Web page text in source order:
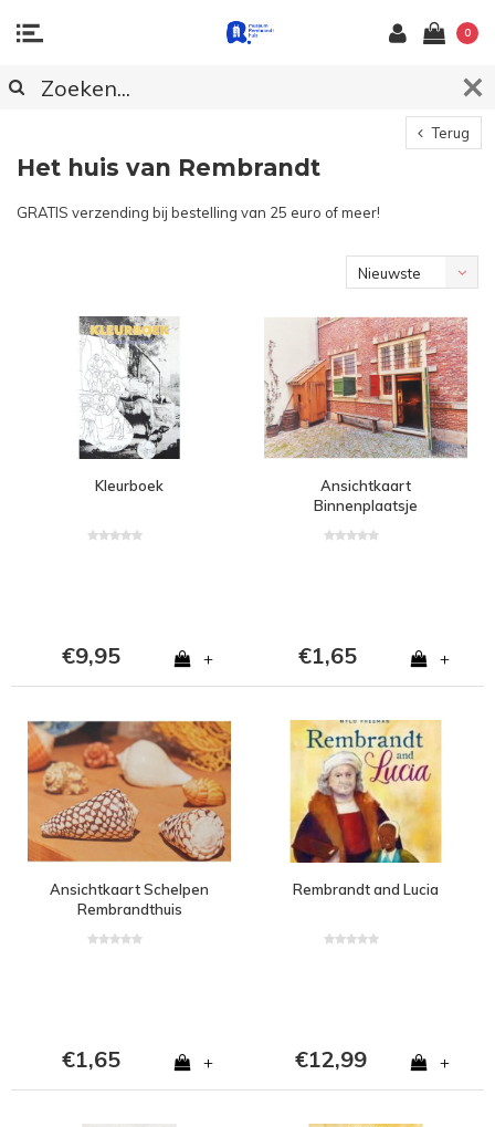
0
Terug
Het huis van Rembrandt
GRATIS verzending bij bestelling van 25 euro of meer!
Nieuwste
Kleurboek
€9,95 +
Ansichtkaart
Binnenplaatsje
€1,65 +
Ansichtkaart Schelpen
Rembrandthuis
€1,65 +
Rembrandt and Lucia
€12,99 +